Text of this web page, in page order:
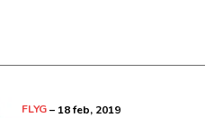
FLYG– 18 feb, 2019